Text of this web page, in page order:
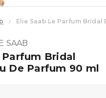
Elie Saab Le Parfum Bridal
SAAB
Parfum Bridal
De Parfum 90 ml